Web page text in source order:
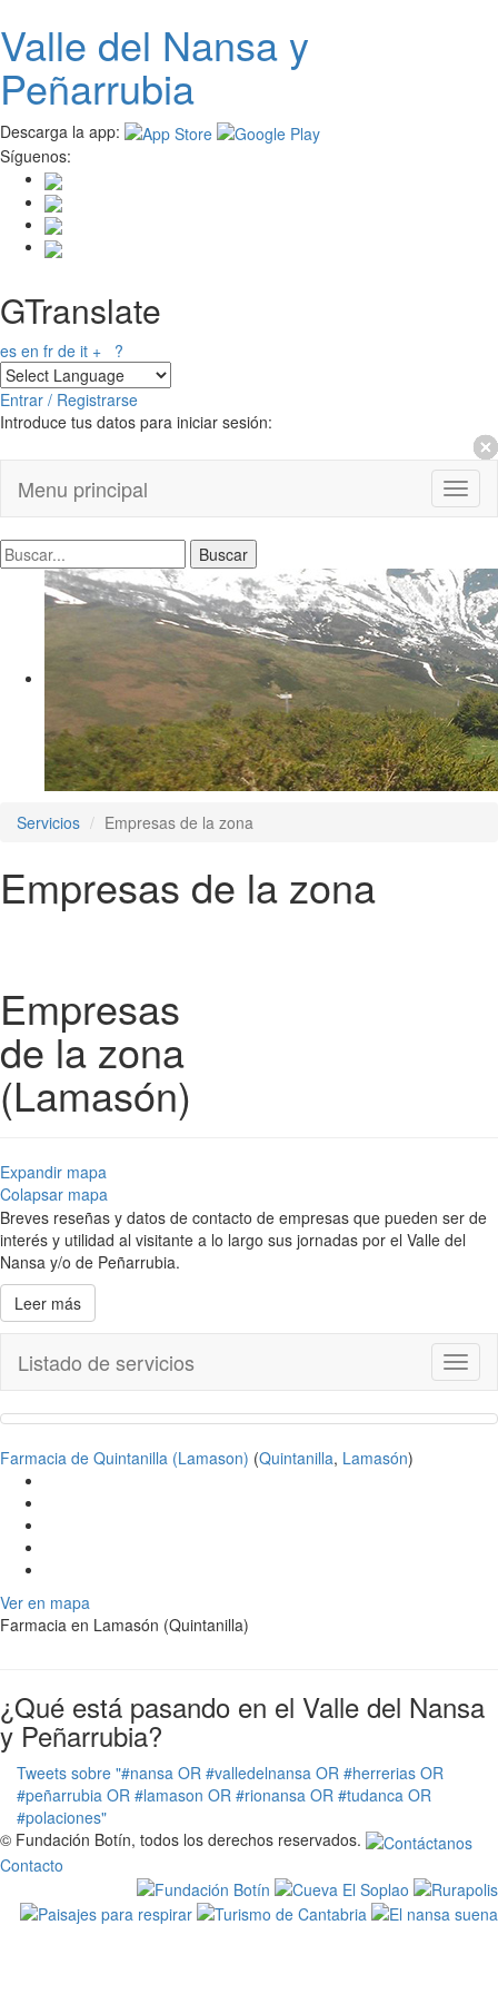
Pasar al contenido principal
Valle del Nansay
Peñarrubia
Descarga la app:
Síguenos:
GTranslate
es en fr de it + ?
Entrar / Registrarse
Introduce tus datos para iniciar sesión:
Menu principal
Servicios Empresas de la zona
Empresas de la zona
Empresas
de la zona
(Lamasón)
Expandir mapa
Colapsar mapa
Breves reseñas y datos de contacto de empresas que pueden ser de
interés y utilidad al visitante a lo largo sus jornadas por el Valle del
Nansa y/o de Peñarrubia.
Leer más
Listado de servicios
Farmacia de Quintanilla (Lamason) (Quintanilla, Lamasón)
Ver en mapa
Farmacia en Lamasón (Quintanilla)
¿Qué está pasando en el Valle del Nansa
y Peñarrubia?
Tweets sobre "#nansa OR #valledelnansa OR #herrerias OR
#peñarrubia OR #lamason OR #rionansa OR #tudanca OR
#polaciones"
© Fundación Botín, todos los derechos reservados.
Contacto